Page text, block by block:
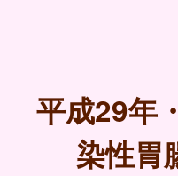
平成29年
染性胃